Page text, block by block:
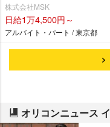
株式会社MSK
日給1万4,500円～
アルバイト・パート / 東京都
オリコンニュース